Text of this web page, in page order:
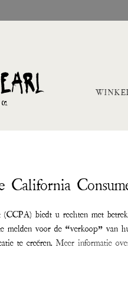
California
biedt u rechten met
voor de “verkoop” van
te creëren. Meer informatie